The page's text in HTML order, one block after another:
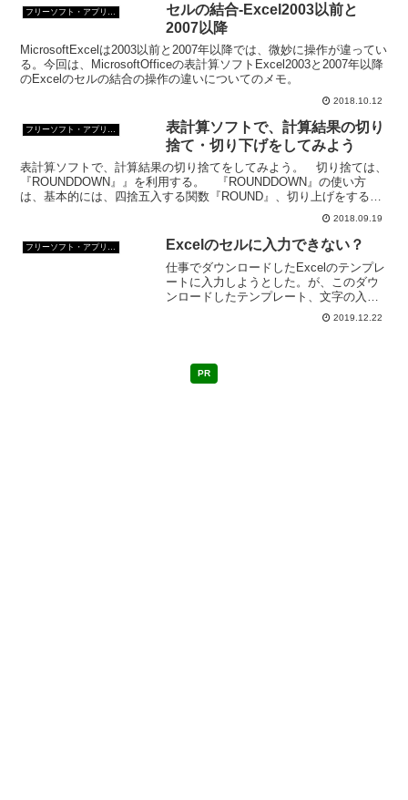
セルの結合-Excel2003以前と
2007以降
MicrosoftExcelは2003以前と2007年以降では、微妙に操作が違ってい
る。今回は、MicrosoftOfficeの表計算ソフトExcel2003と2007年以降
のExcelのセルの結合の操作の違いについてのメモ。
2018.10.12
フリーソフト・アプリ・Webサービス
表計算ソフトで、計算結果の切り
捨て・切り下げをしてみよう
表計算ソフトで、計算結果の切り捨てをしてみよう。 切り捨ては、
『ROUNDDOWN』』を利用する。 『ROUNDDOWN』の使い方
は、基本的には、四捨五入する関数『ROUND』、切り上げをする関
2018.09.19
フリーソフト・アプリ・Webサービス Excelのセルに入力できない？
仕事でダウンロードしたExcelのテンプレ
ートに入力しようとした。が、このダウ
ンロードしたテンプレート、文字の入力
ができない。何で文字入力ができないん
だ。この場合考えられるのは「読み取り
2019.12.22
PR